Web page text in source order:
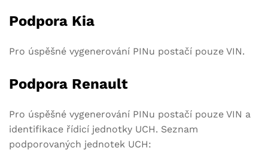
Podpora Kia
Pro úspěšné vygenerování PINu postačí pouze VIN.
Podpora Renault
Pro úspěšné vygenerování PINu postačí pouze VIN a
identifikace řídicí jednotky UCH. Seznam
podporovaných jednotek UCH: